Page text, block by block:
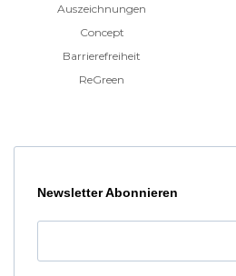
Auszeichnungen
Concept
Barrierefreiheit
ReGreen
Newsletter Abonnieren